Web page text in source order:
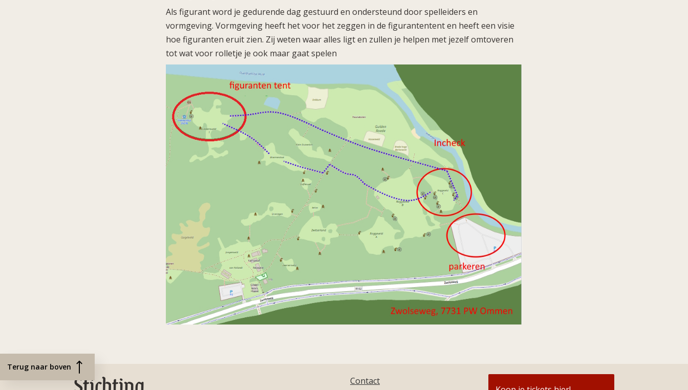
Als figurant word je gedurende dag gestuurd en ondersteund door spelleiders en
vormgeving. Vormgeving heeft het voor het zeggen in de figurantentent en heeft een visie
hoe figuranten eruit zien. Zij weten waar alles ligt en zullen je helpen met jezelf omtoveren
tot wat voor rolletje je ook maar gaat spelen
Terug naar boven
Contact